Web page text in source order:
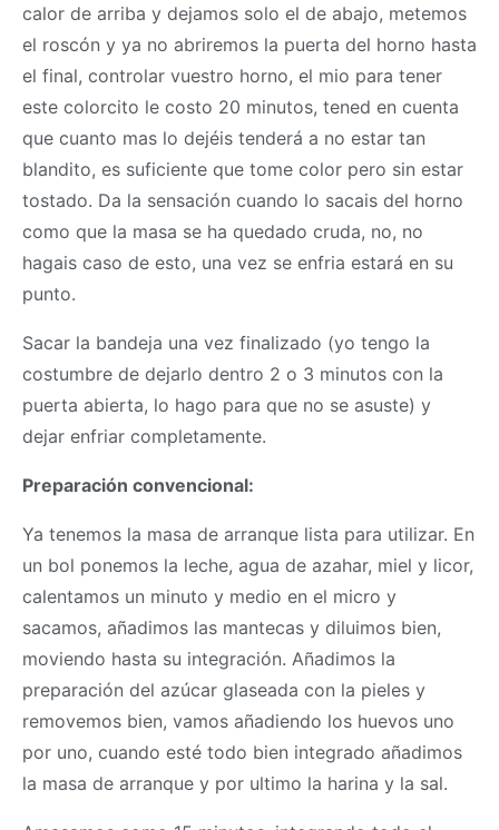
calor de arriba y dejamos solo el de abajo, metemos
el roscón y ya no abriremos la puerta del horno hasta
el final, controlar vuestro horno, el mio para tener
este colorcito le costo 20 minutos, tened en cuenta
que cuanto mas lo dejéis tenderá a no estar tan
blandito, es suficiente que tome color pero sin estar
tostado. Da la sensación cuando lo sacais del horno
como que la masa se ha quedado cruda, no, no
hagais caso de esto, una vez se enfria estará en su
punto.
Sacar la bandeja una vez finalizado (yo tengo la
costumbre de dejarlo dentro 2 o 3 minutos con la
puerta abierta, lo hago para que no se asuste) y
dejar enfriar completamente.
Preparación convencional:
Ya tenemos la masa de arranque lista para utilizar. En
un bol ponemos la leche, agua de azahar, miel y licor,
calentamos un minuto y medio en el micro y
sacamos, añadimos las mantecas y diluimos bien,
moviendo hasta su integración. Añadimos la
preparación del azúcar glaseada con la pieles y
removemos bien, vamos añadiendo los huevos uno
por uno, cuando esté todo bien integrado añadimos
la masa de arranque y por ultimo la harina y la sal.